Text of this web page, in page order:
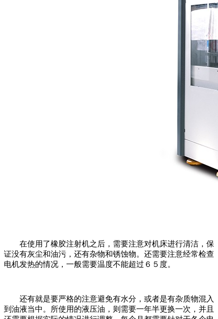
在使用了橡胶注射机之后，需要注意对机床进行清洁，保
证没有灰尘和油污，还有杂物和锈蚀物。还需要注意经常检查
电机发热的情况，一般需要温度不能超过６５度。
还有就是要严格的注意避免有水分，或者是有杂质物混入
到油液当中。所使用的液压油，则需要一年半更换一次，并且